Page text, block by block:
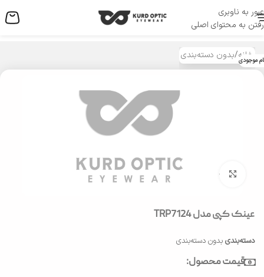
عبور به ناوبری
رفتن به محتوای اصلی
منو
خانه/بدون دسته‌بندی موجودی
بزرگنمایی تصویر
عینک کپی مدل TRP7124
دسته‌بندی بدون دسته‌بندی
قیمت محصول: